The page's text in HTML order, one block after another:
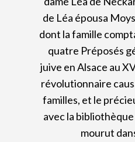
de Léa épousa
dont la famille
quatre Préposés
juive en Alsace au
révolutionnaire
familles, et le
avec la
mourut